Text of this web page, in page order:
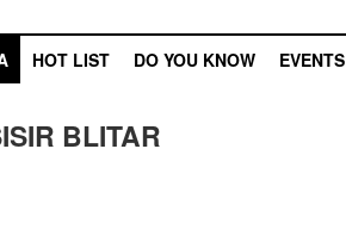
HOT LIST DO YOU KNOW EVENTS
BLITAR